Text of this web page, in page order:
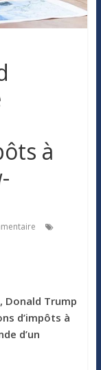
à
Donald Trump
d’impôts à
d’un